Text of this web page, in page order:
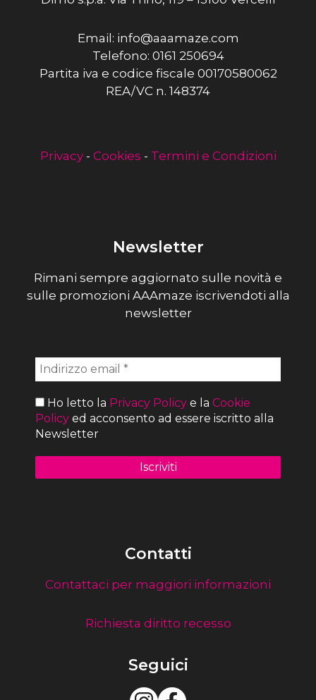
Email: info@aaamaze.com
Telefono: 0161 250694
Partita iva e codice fiscale 00170580062
REA/VC n. 148374
Privacy- Cookies - Termini e Condizioni
Newsletter
Rimani sempre aggiornato sulle novità e
sulle promozioni AAAmaze iscrivendoti alla
newsletter
Ho letto la Privacy Policy e la Cookie
Policy ed acconsento ad essere iscritto alla
Newsletter
Contatti
Contattaci per maggiori informazioni
Richiesta diritto recesso
Seguici